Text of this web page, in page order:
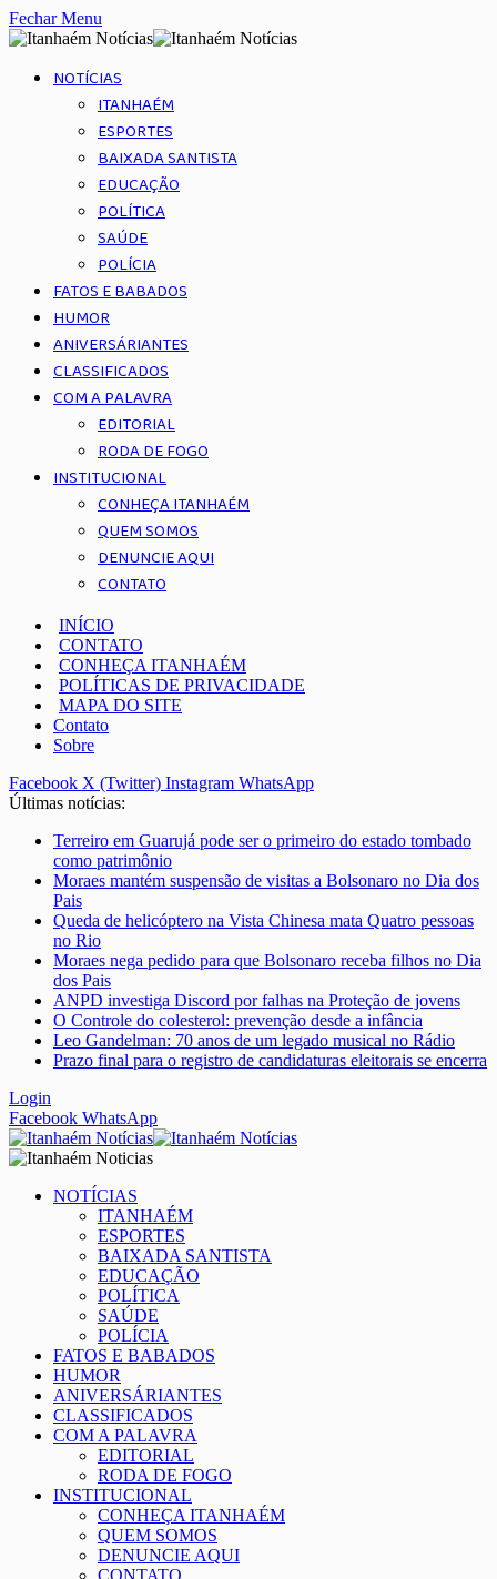
Fechar Menu
NOTÍCIAS
ITANHAÉM
ESPORTES
BAIXADA SANTISTA
EDUCAÇÃO
POLÍTICA
SAÚDE
POLÍCIA
FATOS E BABADOS
HUMOR
ANIVERSÁRIANTES
CLASSIFICADOS
COM A PALAVRA
EDITORIAL
RODA DE FOGO
INSTITUCIONAL
CONHEÇA ITANHAÉM
QUEM SOMOS
DENUNCIE AQUI
CONTATO
INÍCIO
CONTATO
CONHEÇA ITANHAÉM
POLÍTICAS DE PRIVACIDADE
MAPA DO SITE
Contato
Sobre
Facebook X (Twitter) Instagram WhatsApp
Últimas notícias:
Terreiro em Guarujá pode ser o primeiro do estado tombado
como patrimônio
Moraes mantém suspensão de visitas a Bolsonaro no Dia dos
Pais
Queda de helicóptero na Vista Chinesa mata Quatro pessoas
no Rio
Moraes nega pedido para que Bolsonaro receba filhos no Dia
dos Pais
ANPD investiga Discord por falhas na Proteção de jovens
O Controle do colesterol: prevenção desde a infância
Leo Gandelman: 70 anos de um legado musical no Rádio
Prazo final para o registro de candidaturas eleitorais se encerra
Login
Facebook WhatsApp
NOTÍCIAS
ITANHAÉM
ESPORTES
BAIXADA SANTISTA
EDUCAÇÃO
POLÍTICA
SAÚDE
POLÍCIA
FATOS E BABADOS
HUMOR
ANIVERSÁRIANTES
CLASSIFICADOS
COM A PALAVRA
EDITORIAL
RODA DE FOGO
INSTITUCIONAL
CONHEÇA ITANHAÉM
QUEM SOMOS
DENUNCIE AQUI
CONTATO